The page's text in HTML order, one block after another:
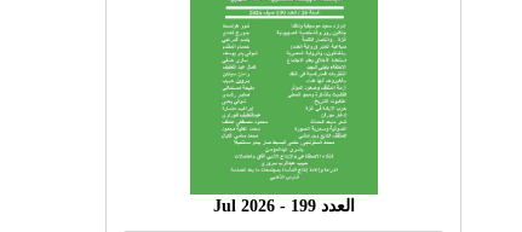
العدد 199 - 2026 Jul